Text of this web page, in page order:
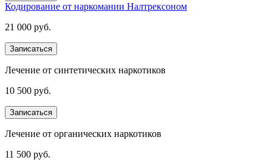
Кодирование от наркомании Налтрексоном
21 000 руб.
Записаться
Лечение от синтетических наркотиков
10 500 руб.
Записаться
Лечение от органических наркотиков
11 500 руб.